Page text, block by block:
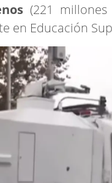
(221
en Educación